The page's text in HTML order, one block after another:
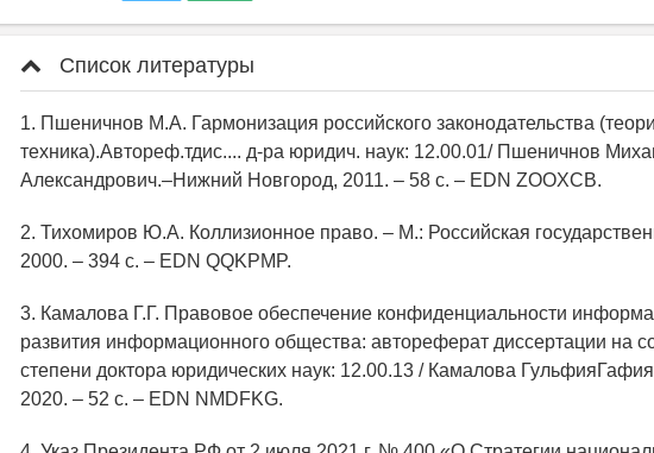
Список литературы
1. Пшеничнов М.А. Гармонизация российского законодательства
техника).Автореф.тдис.... д-ра юридич. наук: 12.00.01/ Пшеничнов
Александрович.–Нижний Новгород, 2011. – 58 с. – EDN ZOOXCB.
2. Тихомиров Ю.А. Коллизионное право. – М.: Российская
2000. – 394 с. – EDN QQKPMP.
3. Камалова Г.Г. Правовое обеспечение конфиденциальности
развития информационного общества: автореферат диссертации на
степени доктора юридических наук: 12.00.13 / Камалова
2020. – 52 с. – EDN NMDFKG.